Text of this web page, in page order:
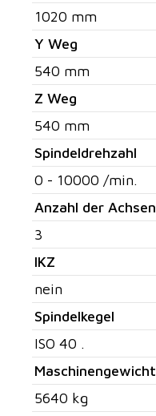
1020 mm
Y Weg
540 mm
Z Weg
540 mm
Spindeldrehzahl
0 - 10000 /min.
Anzahl der Achsen
3
IKZ
nein
Spindelkegel
ISO 40 .
Maschinengewicht
5640 kg